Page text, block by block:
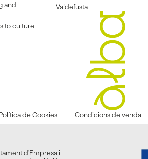
and
to culture
Va!defusta
Política de Cookies Condicions de venda
d'Empresa i